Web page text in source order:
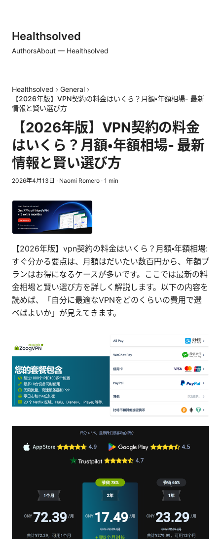
Healthsolved
AuthorsAbout — Healthsolved
Healthsolved › General ›
【2026年版】VPN契約の料金はいくら？月額・年額相場- 最新
情報と賢い選び方
【2026年版】VPN契約の料金
はいくら？月額・年額相場- 最新
情報と賢い選び方
2026年4月13日 · Naomi Romero · 1 min
【2026年版】vpn契約の料金はいくら？月額・年額相場:
すぐ分かる要点は、月額はだいたい数百円から、年額プ
ランはお得になるケースが多いです。ここでは最新の料
金相場と賢い選び方を詳しく解説します。以下の内容を
読めば、「自分に最適なVPNをどのくらいの費用で選
べばよいか」が見えてきます。